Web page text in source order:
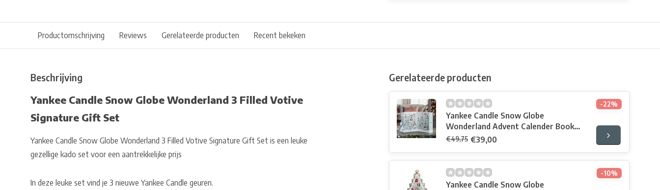
Productomschrijving Reviews Gerelateerde producten Recent bekeken
Beschrijving
Yankee Candle Snow Globe Wonderland 3 Filled Votive
Signature Gift Set
Yankee Candle Snow Globe Wonderland 3 Filled Votive Signature Gift Set is een leuke
gezellige kado set voor een aantrekkelijke prijs
In deze leuke set vind je 3 nieuwe Yankee Candle geuren.
Gerelateerde producten
Yankee Candle Snow Globe
Wonderland Advent Calender Book
2022
€49,75 €39,00
-22%
Yankee Candle Snow Globe
-10%